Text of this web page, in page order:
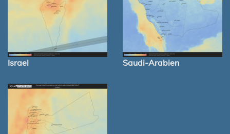
Israel Saudi-Arabien